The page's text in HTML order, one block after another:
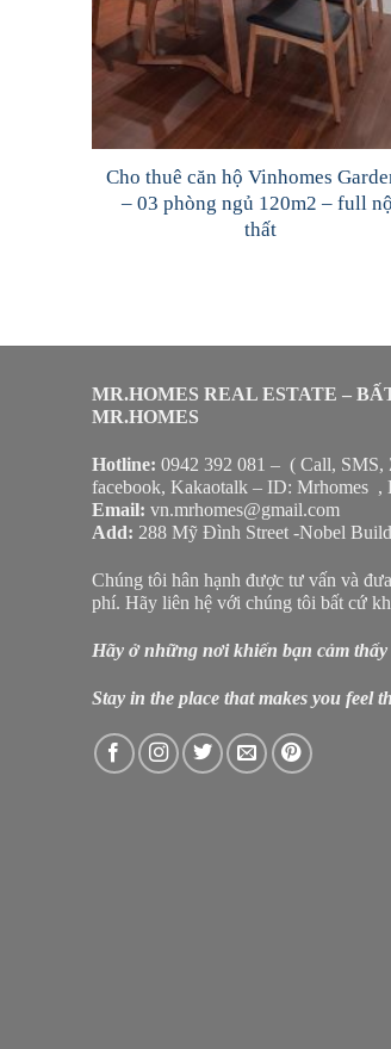
Cho thuê căn hộ Vinhomes
– 03 phòng ngủ 120m2 – full
thất
MR.HOMES REAL ESTATE –
MR.HOMES
Hotline: 0942 392 081 – ( Call, SMS,
facebook, Kakaotalk – ID: Mrhomes
Email: vn.mrhomes@gmail.com
Add: 288 Mỹ Đình Street -Nobel
Chúng tôi hân hạnh được tư vấn và
phí. Hãy liên hệ với chúng tôi bất cứ
Hãy ở những nơi khiến bạn cảm
Stay in the place that makes you feel